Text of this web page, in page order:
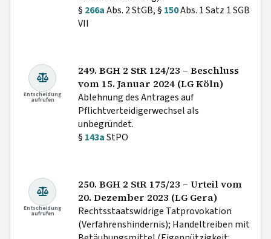
§ 266aAbs. 2 StGB, § 150Abs. 1 Satz 1 SGB
VII
Entscheidung
aufrufen
249. BGH 2 StR 124/23 – Beschluss
vom 15. Januar 2024 (LG Köln)
Ablehnung des Antrages auf
Pflichtverteidigerwechsel als
unbegründet.
§ 143aStPO
Entscheidung
aufrufen
250. BGH 2 StR 175/23 – Urteil vom
20. Dezember 2023 (LG Gera)
Rechtsstaatswidrige Tatprovokation
(Verfahrenshindernis); Handeltreiben mit